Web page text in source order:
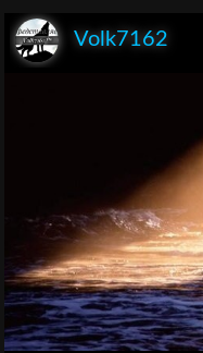
Volk7162